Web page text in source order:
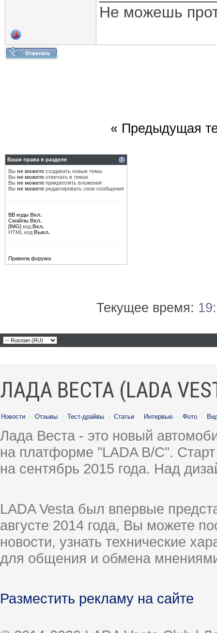
Не можешь
« Предыдущая
Ваши права в разделе
Вы не можете создавать новые темы
Вы не можете отвечать в темах
Вы не можете прикреплять вложения
Вы не можете редактировать свои сообщения
BB коды Вкл.
Смайлы Вкл.
[IMG] код Вкл.
HTML код Выкл.
Правила форума
Текущее время:
ЛАДА ВЕСТА (LADA
Новости · Отзывы · Тест-драйвы · Статьи · Интервью · Фото ·
Лада Веста - это новый
на платформе "LADA B/C".
на сентябрь 2015 года. Над
LADA Vesta был впервые
августе 2014 года, Вы можете
новости, узнать технические
для общения и обмена
Разместить рекламу на сайте